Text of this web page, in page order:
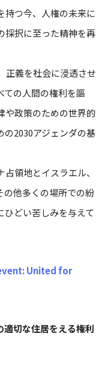
持つ今、人権の未来に
採択に至った精神を再
正義を社会に浸透させ
ての人間の権利を謳
や政策のための世界的
の2030アジェンダの基
領地とイスラエル、
の他多くの場所での紛
ひどい苦しみを与えて
United for
適切な住居をえる権利